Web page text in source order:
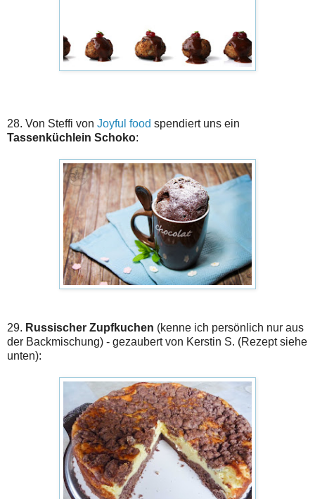
28. Von Steffi von Joyful food spendiert uns ein
Tassenküchlein Schoko:
29. Russischer Zupfkuchen (kenne ich persönlich nur aus
der Backmischung) - gezaubert von Kerstin S. (Rezept siehe
unten):